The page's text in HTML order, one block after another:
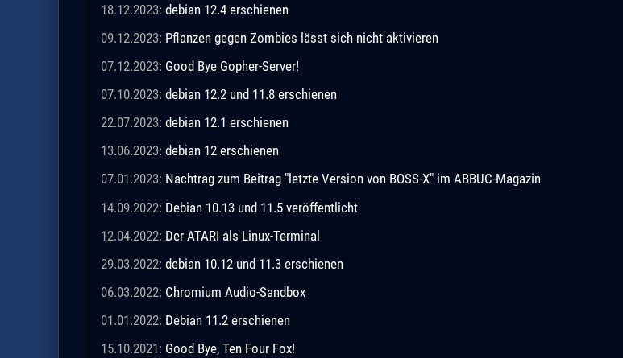
18.12.2023: debian 12.4 erschienen
09.12.2023: Pflanzen gegen Zombies lässt sich nicht aktivieren
07.12.2023: Good Bye Gopher-Server!
07.10.2023: debian 12.2 und 11.8 erschienen
22.07.2023: debian 12.1 erschienen
13.06.2023: debian 12 erschienen
07.01.2023: Nachtrag zum Beitrag "letzte Version von BOSS-X" im ABBUC-Magazin
14.09.2022: Debian 10.13 und 11.5 veröffentlicht
12.04.2022: Der ATARI als Linux-Terminal
29.03.2022: debian 10.12 und 11.3 erschienen
06.03.2022: Chromium Audio-Sandbox
01.01.2022: Debian 11.2 erschienen
15.10.2021: Good Bye, Ten Four Fox!